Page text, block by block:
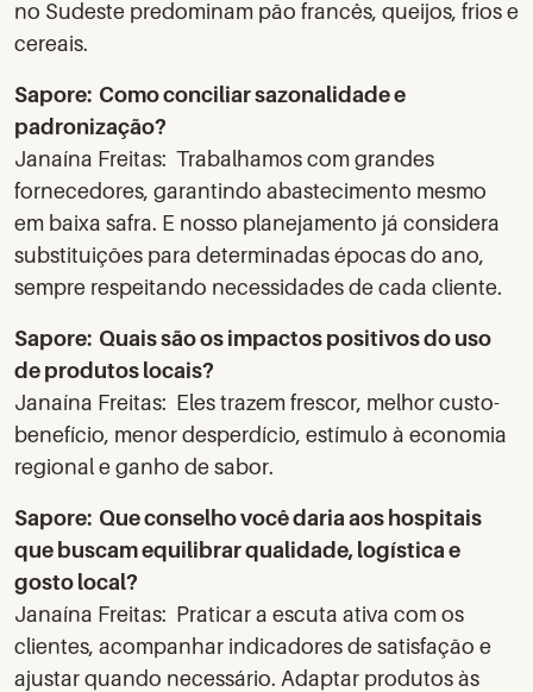
no Sudeste predominam pão francês, queijos, frios e
cereais.
Sapore: Como conciliar sazonalidade e
padronização?
Janaína Freitas: Trabalhamos com grandes
fornecedores, garantindo abastecimento mesmo
em baixa safra. E nosso planejamento já considera
substituições para determinadas épocas do ano,
sempre respeitando necessidades de cada cliente.
Sapore: Quais são os impactos positivos do uso
de produtos locais?
Janaína Freitas: Eles trazem frescor, melhor custo-
benefício, menor desperdício, estímulo à economia
regional e ganho de sabor.
Sapore: Que conselho você daria aos hospitais
que buscam equilibrar qualidade, logística e
gosto local?
Janaína Freitas: Praticar a escuta ativa com os
clientes, acompanhar indicadores de satisfação e
ajustar quando necessário. Adaptar produtos às